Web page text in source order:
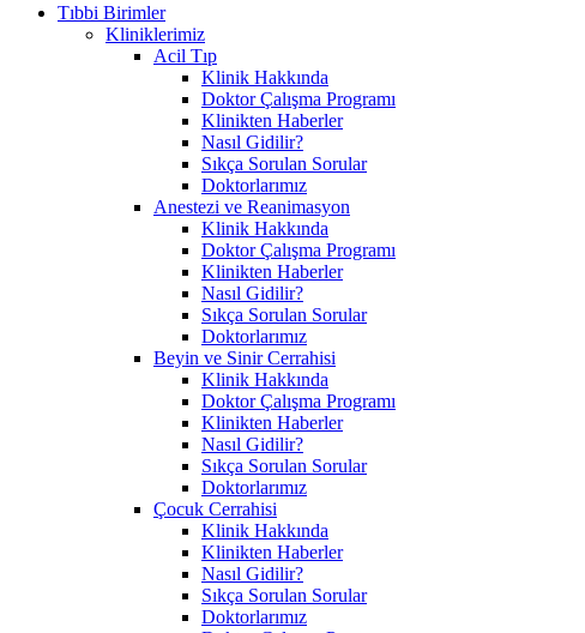
Tıbbi Birimler
Kliniklerimiz
Acil Tıp
Klinik Hakkında
Doktor Çalışma Programı
Klinikten Haberler
Nasıl Gidilir?
Sıkça Sorulan Sorular
Doktorlarımız
Anestezi ve Reanimasyon
Klinik Hakkında
Doktor Çalışma Programı
Klinikten Haberler
Nasıl Gidilir?
Sıkça Sorulan Sorular
Doktorlarımız
Beyin ve Sinir Cerrahisi
Klinik Hakkında
Doktor Çalışma Programı
Klinikten Haberler
Nasıl Gidilir?
Sıkça Sorulan Sorular
Doktorlarımız
Çocuk Cerrahisi
Klinik Hakkında
Klinikten Haberler
Nasıl Gidilir?
Sıkça Sorulan Sorular
Doktorlarımız